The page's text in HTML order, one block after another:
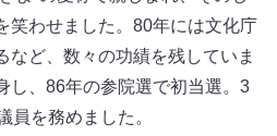
笑わせました。80年には文化庁
など、数々の功績を残していま
し、86年の参院選で初当選。3
員を務めました。